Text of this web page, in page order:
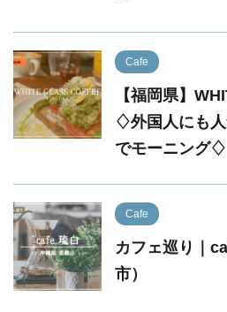
Cafe
【福岡県】
♢外国人にも
でモーニング♢
Cafe
カフェ巡り｜
市）